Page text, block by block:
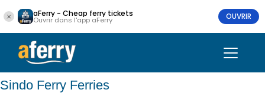
aFerry - Cheap ferry tickets
Ouvrir dans l'app aFerry OUVRIR
Sindo Ferry Ferries